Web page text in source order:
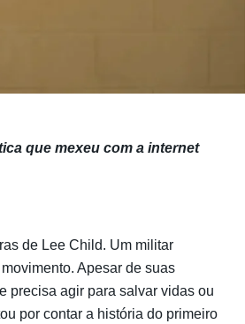
que mexeu com a internet
de Lee Child. Um militar
Apesar de suas
precisa agir para salvar vidas ou
por contar a história do primeiro